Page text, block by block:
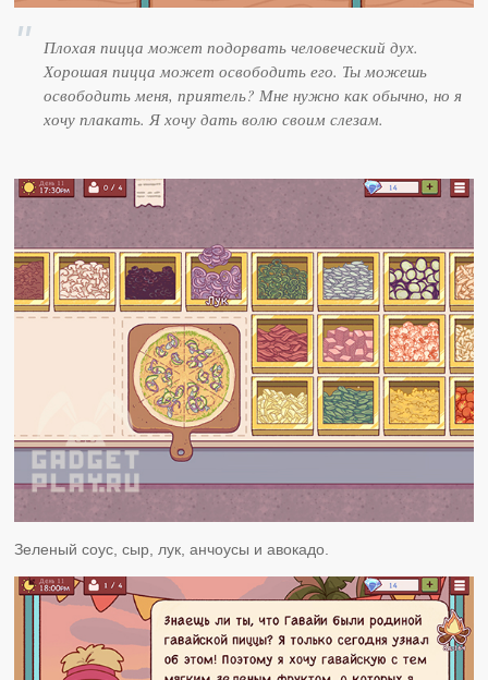
Плохая пицца может подорвать человеческий дух.
Хорошая пицца может освободить его. Ты можешь
освободить меня, приятель? Мне нужно как обычно, но я
хочу плакать. Я хочу дать волю своим слезам.
Зеленый соус, сыр, лук, анчоусы и авокадо.